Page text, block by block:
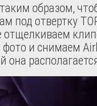
образом,
под отвертку
отщелкиваем
и снимаем
она